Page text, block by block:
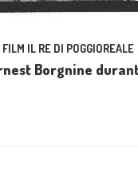
IL RE DI POGGIOREALE
Borgnine